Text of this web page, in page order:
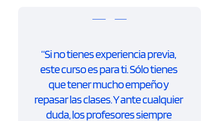
“Si no tienes experiencia previa,
este curso es para ti. Sólo tienes
que tener mucho empeño y
repasar las clases. Y ante cualquier
duda, los profesores siempre